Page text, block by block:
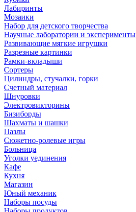
Лабиринты
Мозаики
Набор для детского творчества
Научные лаборатории и эксперименты
Развивающие мягкие игрушки
Разрезные картинки
Рамки-вкладыши
Сортеры
Цилиндры, стучалки, горки
Счетный материал
Шнуровки
Электровикторины
Бизиборды
Шахматы и шашки
Пазлы
Сюжетно-ролевые игры
Больница
Уголки уединения
Кафе
Кухня
Магазин
Юный механик
Наборы посуды